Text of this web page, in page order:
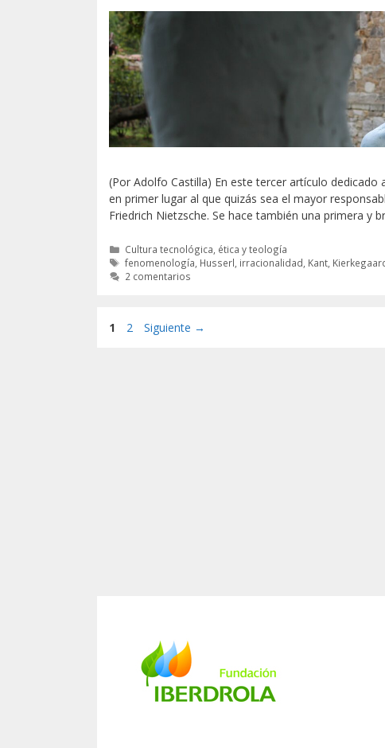
(Por Adolfo Castilla) En este tercer artículo
en primer lugar al que quizás sea el mayor
Friedrich Nietzsche. Se hace también una primera y
Categorías
Cultura tecnológica, ética y teología
Etiquetas
fenomenología Husserl irracionalidad Kant
2 comentarios
Página
1 Página
2 Siguiente →